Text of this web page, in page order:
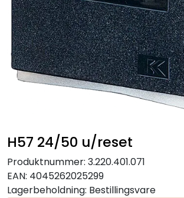
H57 24/50 u/reset
Produktnummer: 3.220.401.071
EAN: 4045262025299
Lagerbeholdning: Bestillingsvare